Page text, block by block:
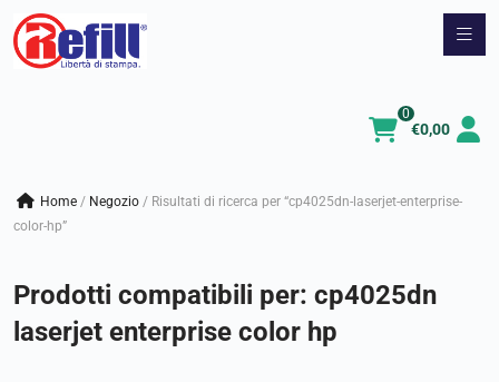
Vai
€0,00
0
Home / negozio / Risultati di ricerca per “cp4025dn-laserjet-enterprise-
color-hp”
Prodotti compatibili per: cp4025dn
laserjet enterprise color hp